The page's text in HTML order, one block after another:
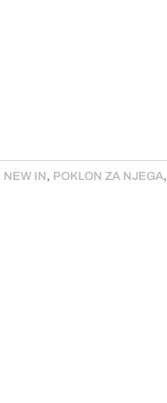
NEW IN , POKLON ZA NJEGA,